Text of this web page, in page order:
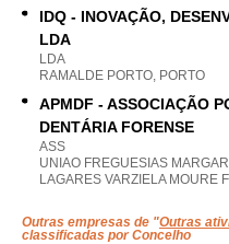
IDQ - INOVAÇÃO,
LDA
LDA
RAMALDE PORTO, PORTO
APMDF - ASSOCIAÇÃO
DENTÁRIA FORENSE
ASS
UNIAO FREGUESIAS
LAGARES VARZIELA MOURE
Outras empresas de "Outras
classificadas por Concelho